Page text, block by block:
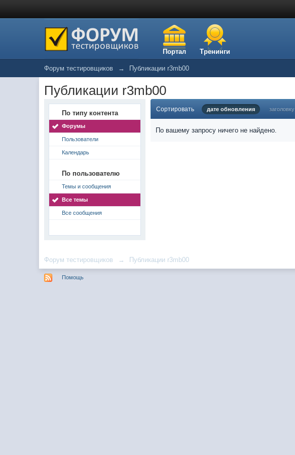
Портал Тренинги
Форум тестировщиков → Публикации r3mb00
Публикации r3mb00
По типу контента
Форумы
Пользователи
Календарь
По пользователю
Темы и сообщения
Все темы
Все сообщения
Сортировать дате обновления заголовку
По вашему запросу ничего не найдено.
Форум тестировщиков → Публикации r3mb00
Помощь